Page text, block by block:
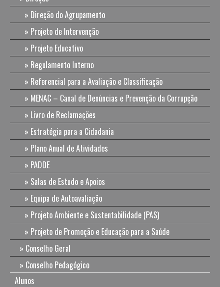
Direção do Agrupamento
Projeto de Intervenção
Projeto Educativo
Regulamento Interno
Referencial para a Avaliação e Classificação
MENAC – Canal de Denúncias e Prevenção da Corrupção
Livro de Reclamações
Estratégia para a Cidadania
Plano Anual de Atividades
PADDE
Salas de Estudo e Apoios
Equipa de Autoavaliação
Projeto Ambiente e Sustentabilidade (PAS)
Projeto de Promoção e Educação para a Saúde
Conselho Geral
Conselho Pedagógico
Alunos